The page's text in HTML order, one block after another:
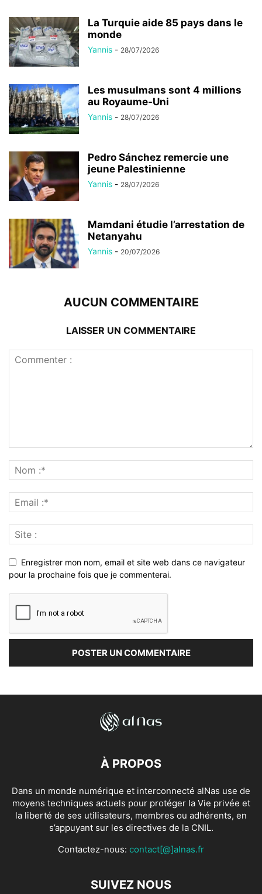
La Turquie aide 85 pays dans le
monde
Yannis - 28/07/2026
Les musulmans sont 4 millions
au Royaume-Uni
Yannis - 28/07/2026
Pedro Sánchez remercie une
jeune Palestinienne
Yannis - 28/07/2026
Mamdani étudie l’arrestation de
Netanyahu
Yannis - 20/07/2026
AUCUN COMMENTAIRE
LAISSER UN COMMENTAIRE
Enregistrer mon nom, email et site web dans ce navigateur
pour la prochaine fois que je commenterai.
À PROPOS
Dans un monde numérique et interconnecté alNas use de
moyens techniques actuels pour protéger la Vie privée et
la liberté de ses utilisateurs, membres ou adhérents, en
s’appuyant sur les directives de la CNIL.
Contactez-nous: contact[@]alnas.fr
SUIVEZ NOUS